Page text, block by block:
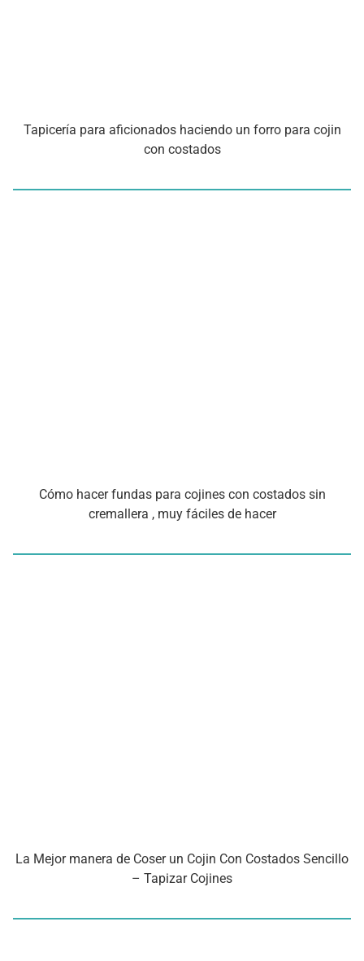
Tapicería para aficionados haciendo un forro para cojin
con costados
Cómo hacer fundas para cojines con costados sin
cremallera , muy fáciles de hacer
La Mejor manera de Coser un Cojin Con Costados Sencillo
– Tapizar Cojines